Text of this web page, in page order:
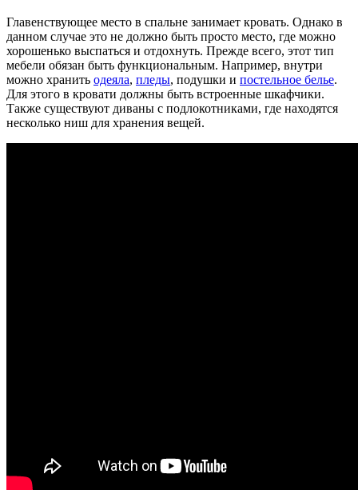
Главенствующее место в спальне занимает кровать. Однако в
данном случае это не должно быть просто место, где можно
хорошенько выспаться и отдохнуть. Прежде всего, этот тип
мебели обязан быть функциональным. Например, внутри
можно хранить одеяла, пледы, подушки и постельное белье.
Для этого в кровати должны быть встроенные шкафчики.
Также существуют диваны с подлокотниками, где находятся
несколько ниш для хранения вещей.